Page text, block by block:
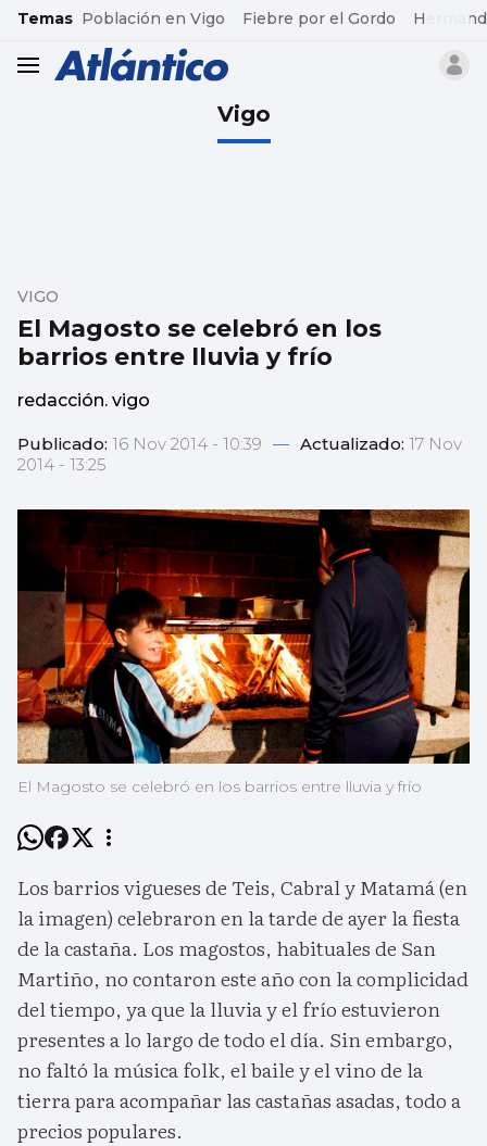
common.go-to-content
Temas Población en Vigo Fiebre por el Gordo
header.menu.open
Vigo
El Magosto se celebró en los
barrios entre lluvia y frío
VIGO
redacción. vigo
Publicado: 16 Nov 2014 - 10:39 — Actualizado: 17 Nov
2014 - 13:25
El Magosto se celebró en los barrios entre lluvia y frío
Los barrios vigueses de Teis, Cabral y Matamá (en
la imagen) celebraron en la tarde de ayer la fiesta
de la castaña. Los magostos, habituales de San
Martiño, no contaron este año con la complicidad
del tiempo, ya que la lluvia y el frío estuvieron
presentes a lo largo de todo el día. Sin embargo,
no faltó la música folk, el baile y el vino de la
tierra para acompañar las castañas asadas, todo a
precios populares.